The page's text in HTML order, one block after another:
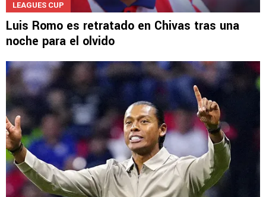
LEAGUES CUP
Luis Romo es retratado en Chivas tras una
noche para el olvido